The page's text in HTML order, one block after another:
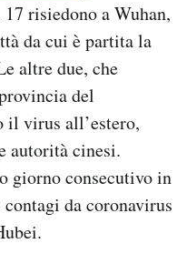
risiedono a Wuhan,
da cui è partita la
altre due, che
del
il virus all’estero,
autorità cinesi.
giorno consecutivo in
da coronavirus